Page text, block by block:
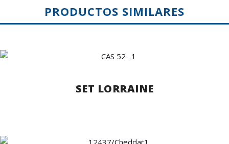
PRODUCTOS SIMILARES
SET LORRAINE